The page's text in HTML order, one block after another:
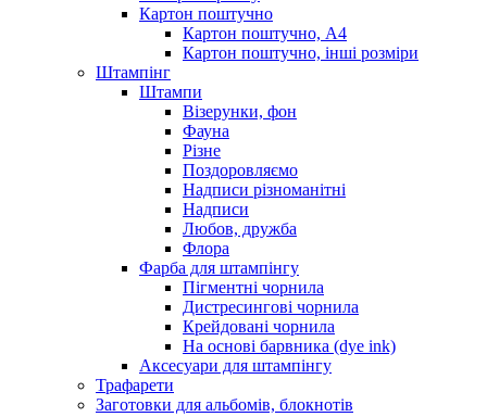
Картон поштучно
Картон поштучно, А4
Картон поштучно, інші розміри
Штампінг
Штампи
Візерунки, фон
Фауна
Різне
Поздоровляємо
Надписи різноманітні
Надписи
Любов, дружба
Флора
Фарба для штампінгу
Пігментні чорнила
Дистресингові чорнила
Крейдовані чорнила
На основі барвника (dye ink)
Аксесуари для штампінгу
Трафарети
Заготовки для альбомів, блокнотів